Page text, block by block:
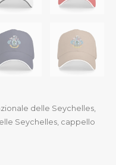
delle Seychelles,
Seychelles, cappello